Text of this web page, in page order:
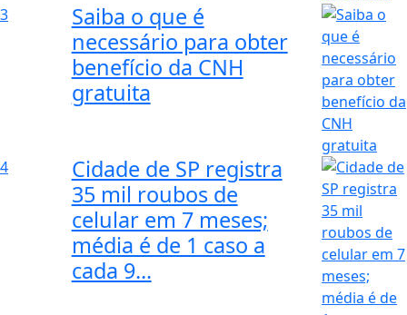
3
Saiba o que é
necessário para obter
benefício da CNH
gratuita
4
Cidade de SP registra
35 mil roubos de
celular em 7 meses;
média é de 1 caso a
cada 9...